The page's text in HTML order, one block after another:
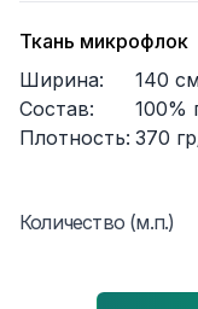
Ткань микрофлок
Ширина:
140
Состав:
100%
Плотность: 370
Количество (м.п.)